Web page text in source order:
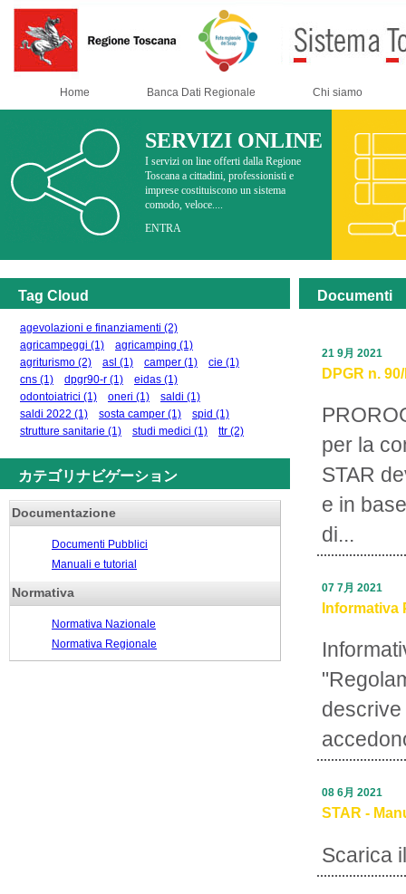
Home Banca Dati Regionale Chi siamo
SERVIZI ONLINE
I servizi on line offerti dalla Regione
Toscana a cittadini, professionisti e
imprese costituiscono un sistema
comodo, veloce....
ENTRA
Tag Cloud
agevolazioni e finanziamenti (2)
agricampeggi (1) agricamping (1)
agriturismo (2) asl (1) camper (1) cie (1)
cns (1) dpgr90-r (1) eidas (1)
odontoiatrici (1) oneri (1) saldi (1)
saldi 2022 (1) sosta camper (1) spid (1)
strutture sanitarie (1) studi medici (1) ttr (2)
カテゴリナビゲーション
Documentazione
Documenti Pubblici
Manuali e tutorial
Normativa
Normativa Nazionale
Normativa Regionale
Documenti
DPGR n.
per la
STAR
e in
di...
21 9月 2021
Informativa
07 7月 2021
STAR -
Scarica
08 6月 2021